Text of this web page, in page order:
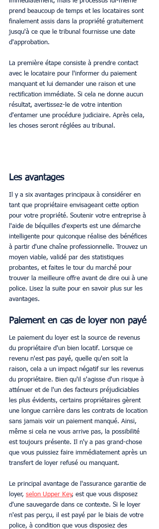
prend beaucoup de temps et les locataires sont
finalement assis dans la propriété gratuitement
jusqu'à ce que le tribunal fournisse une date
d'approbation.
La première étape consiste à prendre contact
avec le locataire pour l'informer du paiement
manquant et lui demander une raison et une
rectification immédiate. Si cela ne donne aucun
résultat, avertissez-le de votre intention
d'entamer une procédure judiciaire. Après cela,
les choses seront réglées au tribunal.
Les avantages
Il y a six avantages principaux à considérer en
tant que propriétaire envisageant cette option
pour votre propriété. Soutenir votre entreprise à
l'aide de béquilles d'experts est une démarche
intelligente pour quiconque réalise des bénéfices
à partir d'une chaîne professionnelle. Trouvez un
moyen viable, validé par des statistiques
probantes, et faites le tour du marché pour
trouver la meilleure offre avant de dire oui à une
police. Lisez la suite pour en savoir plus sur les
avantages.
Paiement en cas de loyer non payé
Le paiement du loyer est la source de revenus
du propriétaire d'un bien locatif. Lorsque ce
revenu n'est pas payé, quelle qu'en soit la
raison, cela a un impact négatif sur les revenus
du propriétaire. Bien qu'il s'agisse d'un risque à
atténuer et de l'un des facteurs préjudiciables
les plus évidents, certains propriétaires gèrent
une longue carrière dans les contrats de location
sans jamais voir un paiement manqué. Ainsi,
même si cela ne vous arrive pas, la possibilité
est toujours présente. Il n'y a pas grand-chose
que vous puissiez faire immédiatement après un
transfert de loyer refusé ou manquant.
Le principal avantage de l'assurance garantie de
loyer, selon Upper Key, est que vous disposez
d'une sauvegarde dans ce contexte. Si le loyer
n'est pas perçu, il est payé par le biais de votre
police, à condition que vous disposiez des